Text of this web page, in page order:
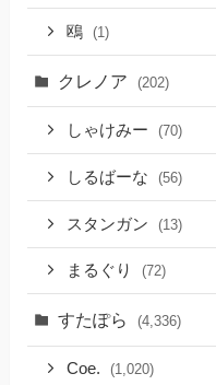
鴎 (1)
クレノア (202)
しゃけみー (70)
しるばーな (56)
スタンガン (13)
まるぐり (72)
すたぽら (4,336)
Coe. (1,020)